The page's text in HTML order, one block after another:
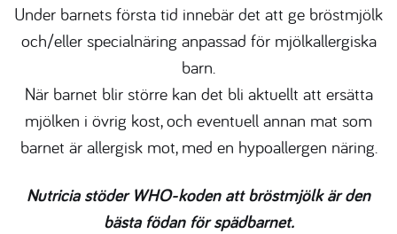
Under barnets första tid innebär det att ge bröstmjölk
och/eller specialnäring anpassad för mjölkallergiska
barn.
När barnet blir större kan det bli aktuellt att ersätta
mjölken i övrig kost, och eventuell annan mat som
barnet är allergisk mot, med en hypoallergen näring.
Nutricia stöder WHO-koden att bröstmjölk är den
bästa födan för spädbarnet.